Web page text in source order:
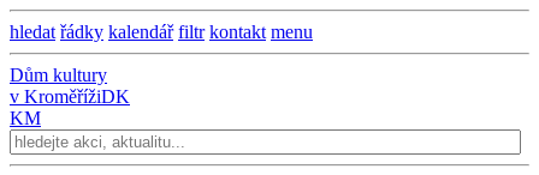
hledat řádky kalendář filtr kontakt menu
Dům kultury
v KroměřížiDK
KM